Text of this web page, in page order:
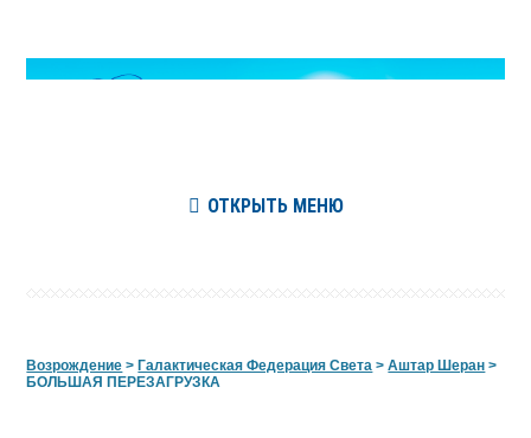
ОТКРЫТЬ МЕНЮ
Возрождение >Галактическая Федерация Света >Аштар Шеран >
БОЛЬШАЯ ПЕРЕЗАГРУЗКА